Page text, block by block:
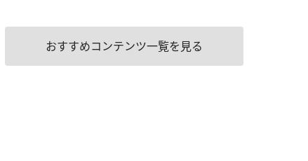
おすすめコンテンツ一覧を見る